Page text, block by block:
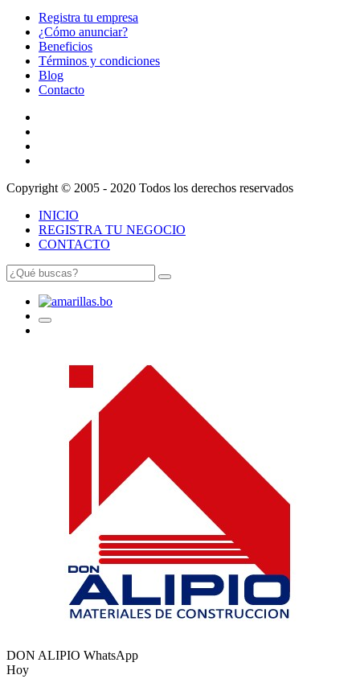
Registra tu empresa
¿Cómo anunciar?
Beneficios
Términos y condiciones
Blog
Contacto
Copyright © 2005 - 2020 Todos los derechos reservados
INICIO
REGISTRA TU NEGOCIO
CONTACTO
DON ALIPIO WhatsApp
Hoy